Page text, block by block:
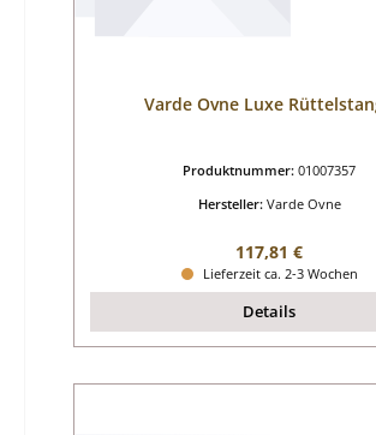
Varde Ovne Luxe
Produktnummer: 01007357
Hersteller: Varde Ovne
Regulärer Preis:
117,81 €
Lieferzeit ca. 2-3 Wochen
Details